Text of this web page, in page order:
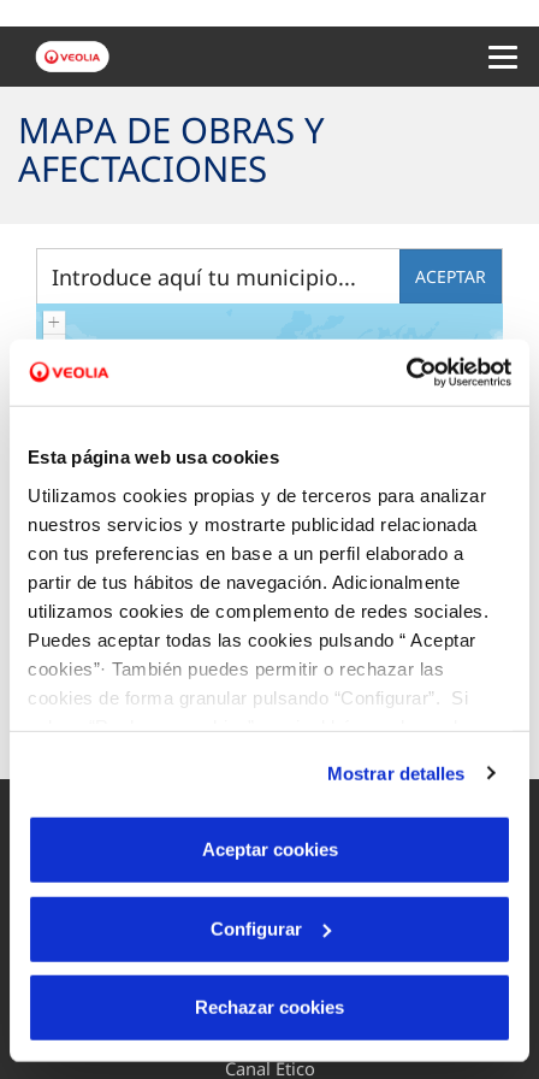
Esta página web usa cookies
Utilizamos cookies propias y de terceros para analizar
nuestros servicios y mostrarte publicidad relacionada
con tus preferencias en base a un perfil elaborado a
partir de tus hábitos de navegación. Adicionalmente
utilizamos cookies de complemento de redes sociales.
Puedes aceptar todas las cookies pulsando “ Aceptar
cookies”· También puedes permitir o rechazar las
cookies de forma granular pulsando “Configurar”. Si
son indispensables para que el sitio web funcione y que
por tanto no se pueden desactivar. Puedes consultar
más información en nuestraPolítica de Cookies
Mostrar detalles
Aceptar cookies
Configurar
Rechazar cookies
MAPA DE OBRAS Y
AFECTACIONES
ACEPTAR
Por favor, selecciona tu
municipio
De este modo podremos ofrecerle la
información personalizada para el mismo.
Mapa Web
Aviso legal y privacidad de la web
Política de cookies
Canal Ético